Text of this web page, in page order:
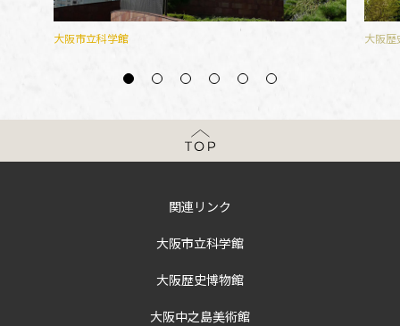
大阪市立科学館 大阪歴
関連リンク
大阪市立科学館
大阪歴史博物館
大阪中之島美術館